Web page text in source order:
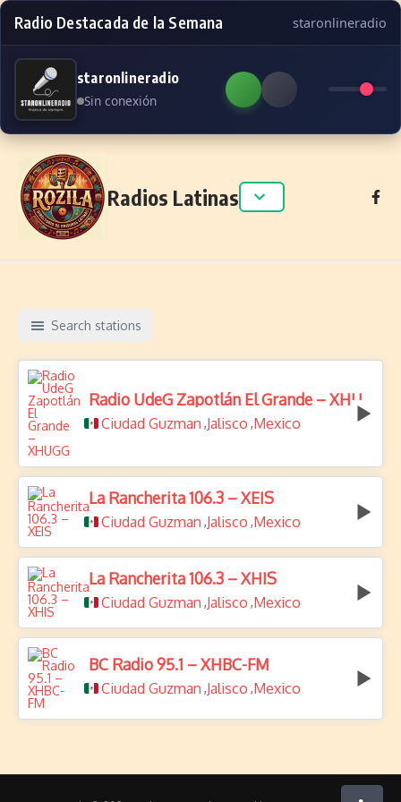
Radio Destacada de la Semana staronlineradio
staronlineradio
Sin conexión
Skip to content
Radios Latinas
Search stations
Ciudad Guzman ,Jalisco ,Mexico
La Rancherita 106.3 – XEIS
Ciudad Guzman ,Jalisco ,Mexico
La Rancherita 106.3 – XHIS
Ciudad Guzman ,Jalisco ,Mexico
BC Radio 95.1 – XHBC-FM
Ciudad Guzman ,Jalisco ,Mexico